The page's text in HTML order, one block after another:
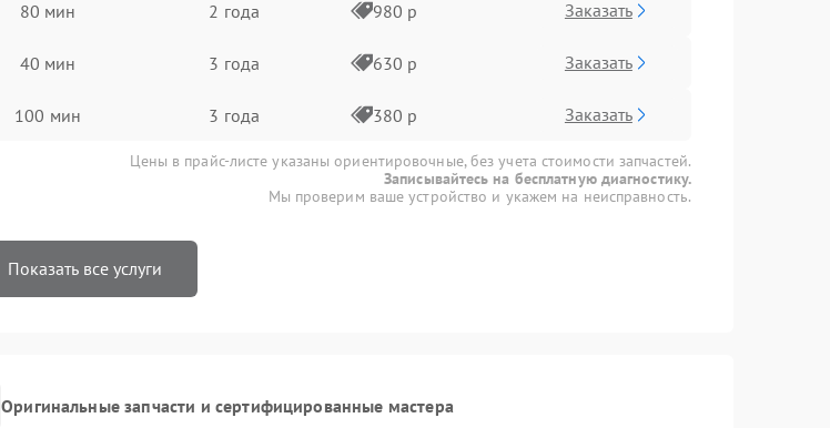
80 мин 2 года 980 р Заказать
40 мин 3 года 630 р Заказать
100 мин 3 года 380 р Заказать
Цены в прайс-листе указаны ориентировочные, без учета стоимости запчастей.
Записывайтесь на бесплатную диагностику.
Мы проверим ваше устройство и укажем на неисправность.
Показать все услуги
Оригинальные запчасти и сертифицированные мастера